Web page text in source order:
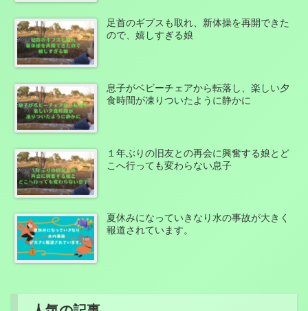
足首のギプスも取れ、新体操を再開できた
ので、嬉しすぎる娘
息子がベビーチェアから転落し、楽しい夕
食時間が凍りついたように静かに
１年ぶりの旧友との再会に興奮する娘とど
こへ行っても変わらない息子
夏休みになっていきなり水の事故が大きく
報道されています。